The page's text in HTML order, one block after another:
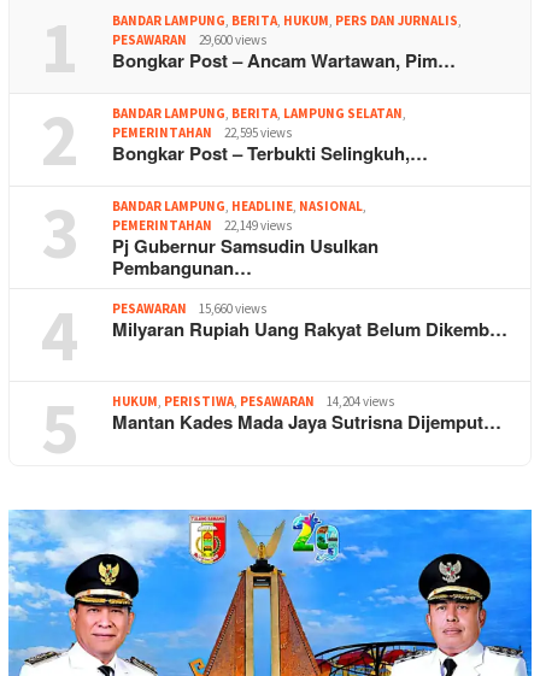
1 BANDAR LAMPUNG, BERITA, HUKUM, PERS DAN JURNALIS,
PESAWARAN
29,600 views
Bongkar Post – Ancam Wartawan, Pim…
2 BANDAR LAMPUNG, BERITA, LAMPUNG SELATAN,
PEMERINTAHAN
22,595 views
Bongkar Post – Terbukti Selingkuh,…
3 BANDAR LAMPUNG, HEADLINE, NASIONAL,
PEMERINTAHAN
22,149 views
Pj Gubernur Samsudin Usulkan
Pembangunan…
4 PESAWARAN 15,660 views
Milyaran Rupiah Uang Rakyat Belum Dikemb…
5 HUKUM, PERISTIWA, PESAWARAN 14,204 views
Mantan Kades Mada Jaya Sutrisna Dijemput…